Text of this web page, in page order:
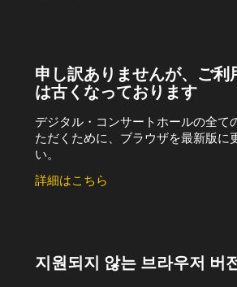
申し訳ありませんが、ご利
は古くなっております
デジタル・コンサートホールの全て
ただくために、ブラウザを最新版に
い。
詳細はこちら
지원되지 않는 브라우저 버